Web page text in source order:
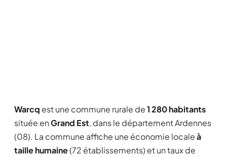
Warcq est une commune rurale de1 280 habitants
située enGrand Est, dans le département Ardennes
(08). La commune affiche une économie localeà
taille humaine(72 établissements) et un taux de